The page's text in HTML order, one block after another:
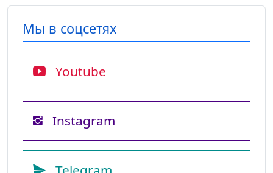
Мы в соцсетях
Youtube
Instagram